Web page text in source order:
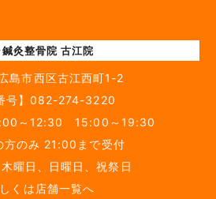
鍼灸整骨院 古江院
島市西区古江西町1-2
号】 082-274-3220
～12:30 15:00～19:30
方のみ 21:00まで受付
木曜日、日曜日、祝祭日
くは店舗一覧へ